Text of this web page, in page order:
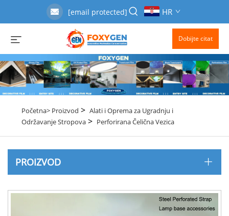
[email protected] HR
Dobijte citat
Početna> Proizvod > Alati i Oprema za Ugradnju i
Održavanje Stropova> Perforirana Čelična Vezica
PROIZVOD